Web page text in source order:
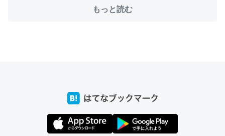
─たまにLINEするくらいだった遠方の父67歳と僕。ITツール導入で
コミュニケーションが劇的に変化した｜tayorini by LIFULL介護
回線代ほとんどかからないですよ。参考：
https://toyoshi.hatenablog.com/entry/2019/05/15/1805
もっと読む